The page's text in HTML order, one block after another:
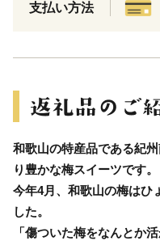
支払い方法
和歌山の特産品である紀
り豊かな梅スイーツです。
今年4月、和歌山の梅はひ
した。
「傷ついた梅をなんとか